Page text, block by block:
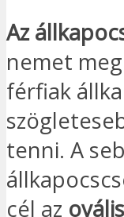
Az
nemet
férfiak
tenni. A
cél az ovális